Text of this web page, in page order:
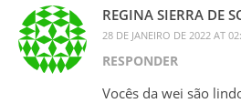
REGINA SIERRA DE
28 DE JANEIRO DE 2022 AT
RESPONDER
Vocês da wei são